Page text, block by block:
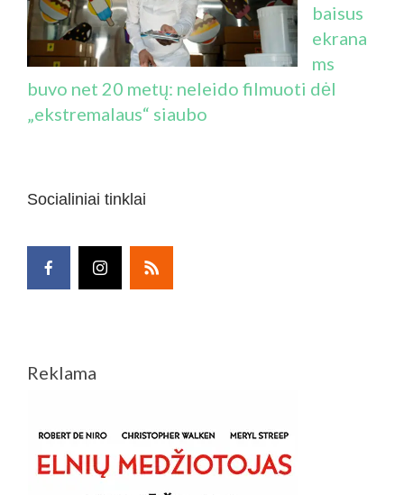
baisus
ekrana
ms
buvo net 20 metų: neleido filmuoti dėl
„ekstremalaus“ siaubo
Socialiniai tinklai
Reklama